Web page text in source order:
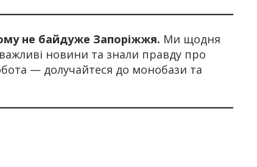
не байдуже Запоріжжя. Ми щодня
новини та знали правду про
— долучайтеся до монобази та